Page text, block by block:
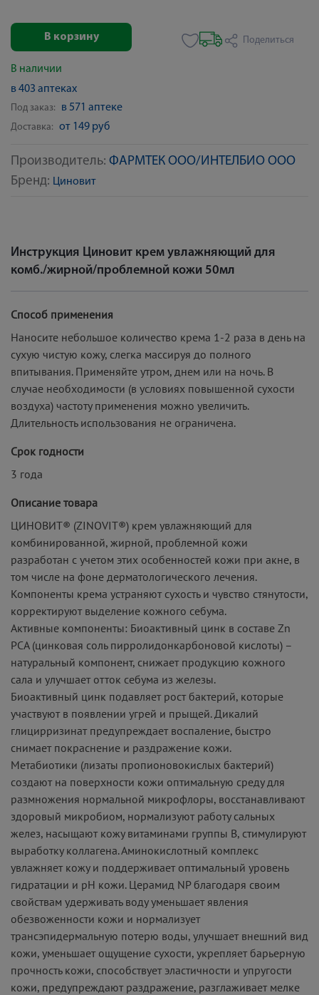
Производитель: ФАРМТЕК ООО/ИНТЕЛБИО ООО
Бренд: Циновит
В корзину Поделиться
В наличии
в 403 аптеках
Под заказ: в 571 аптеке
Доставка: от 149 руб
Инструкция Циновит крем увлажняющий для
комб./жирной/проблемной кожи 50мл
Способ применения
Наносите небольшое количество крема 1-2 раза в день на
сухую чистую кожу, слегка массируя до полного
впитывания. Применяйте утром, днем или на ночь. В
случае необходимости (в условиях повышенной сухости
воздуха) частоту применения можно увеличить.
Длительность использования не ограничена.
Срок годности
3 года
Описание товара
ЦИНОВИТ® (ZINOVIT®) крем увлажняющий для
комбинированной, жирной, проблемной кожи
разработан с учетом этих особенностей кожи при акне, в
том числе на фоне дерматологического лечения.
Компоненты крема устраняют сухость и чувство стянутости,
корректируют выделение кожного себума.
Активные компоненты: Биоактивный цинк в составе Zn
РСА (цинковая соль пирролидонкарбоновой кислоты) –
натуральный компонент, снижает продукцию кожного
сала и улучшает отток себума из железы.
Биоактивный цинк подавляет рост бактерий, которые
участвуют в появлении угрей и прыщей. Дикалий
глицирризинат предупреждает воспаление, быстро
снимает покраснение и раздражение кожи.
Метабиотики (лизаты пропионовокислых бактерий)
создают на поверхности кожи оптимальную среду для
размножения нормальной микрофлоры, восстанавливают
здоровый микробиом, нормализуют работу сальных
желез, насыщают кожу витаминами группы В, стимулируют
выработку коллагена. Аминокислотный комплекс
увлажняет кожу и поддерживает оптимальный уровень
гидратации и pH кожи. Церамид NP благодаря своим
свойствам удерживать воду уменьшает явления
обезвоженности кожи и нормализует
трансэпидермальную потерю воды, улучшает внешний вид
кожи, уменьшает ощущение сухости, укрепляет барьерную
прочность кожи, способствует эластичности и упругости
кожи, предупреждают раздражение, разглаживает мелке